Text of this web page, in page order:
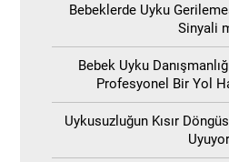
Bebeklerde Uyku
Sinyali
Bebek Uyku
Profesyonel Bir Yol
Uykusuzluğun Kısır